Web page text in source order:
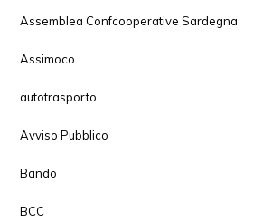
Assemblea Confcooperative Sardegna
Assimoco
autotrasporto
Avviso Pubblico
Bando
BCC